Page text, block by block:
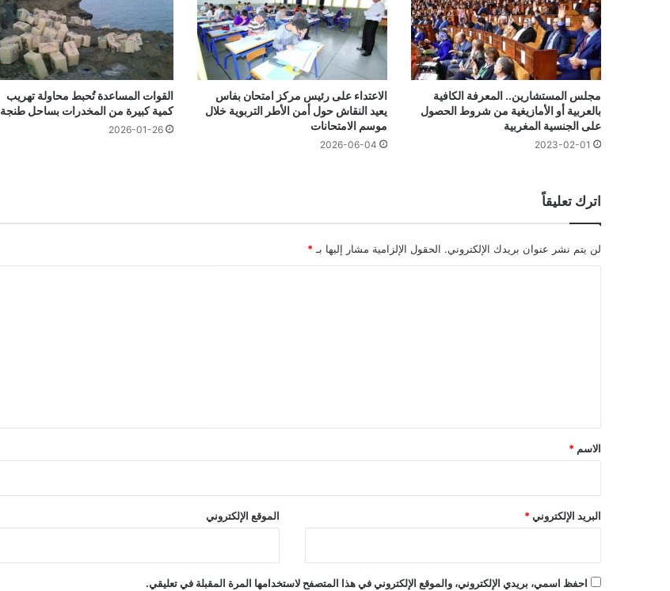
مجلس المستشارين.. المعرفة الكافية
بالعربية أو الأمازيغية من شروط الحصول
على الجنسية المغربية
2023-02-01
الاعتداء على رئيس مركز امتحان بفاس
يعيد النقاش حول أمن الأطر التربوية خلال
موسم الامتحانات
2026-06-04
القوات المساعدة تُحبط محاولة تهريب
كمية كبيرة من المخدرات بساحل طنجة
2026-01-26
اترك تعليقاً
لن يتم نشر عنوان بريدك الإلكتروني. الحقول الإلزامية مشار إليها بـ *
*
الاسم *
البريد الإلكتروني * الموقع الإلكتروني
احفظ اسمي، بريدي الإلكتروني، والموقع الإلكتروني في هذا المتصفح لاستخدامها المرة المقبلة في تعليقي.